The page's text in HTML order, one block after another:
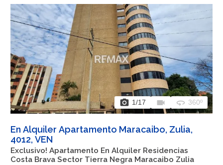
photo_camera 1/17 videocam 360 360º
En Alquiler Apartamento Maracaibo, Zulia,
4012, VEN
Exclusivo! Apartamento En Alquiler Residencias
Costa Brava Sector Tierra Negra Maracaibo Zulia